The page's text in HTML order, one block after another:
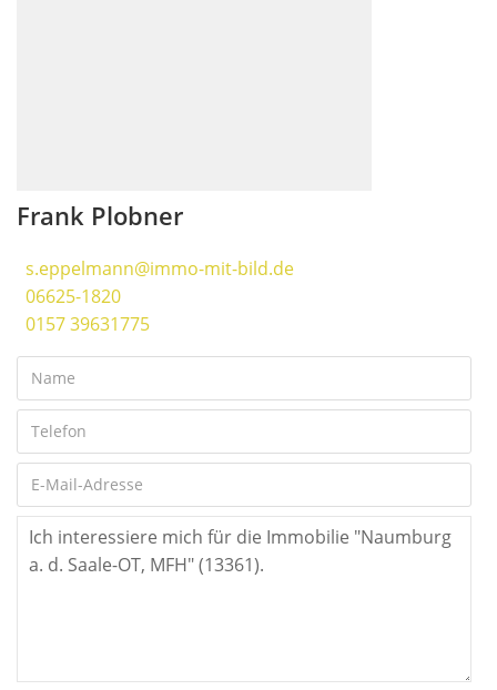
Frank Plobner
s.eppelmann@immo-mit-bild.de
06625-1820
0157 39631775